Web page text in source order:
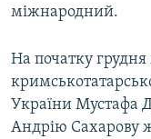
міжнародний.
На початку
України Мустафа
Андрію Сахарову